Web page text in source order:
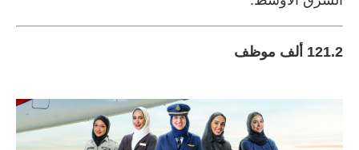
121.2 ألف موظف